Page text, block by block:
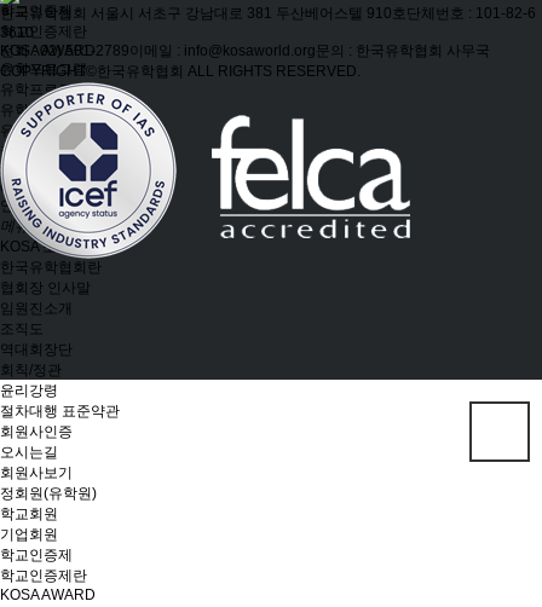
학교인증제
학교인증제란
KOSA AWARD
유학프로그램
유학프로그램
유학신문고
유학신문고
커뮤니티
NEWS/NOTICE
Q&A
언론보도
메뉴 백그라운드
KOSA 소개
한국유학협회란
협회장 인사말
임원진소개
조직도
역대회장단
회칙/정관
윤리강령
절차대행 표준약관
회원사인증
오시는길
회원사보기
정회원(유학원)
학교회원
기업회원
학교인증제
학교인증제란
KOSA AWARD
한국유학협회 서울시 서초구 강남대로 381 두산베어스텔 910호 단체번호 : 101-82-6
3610
전화 : 02) 501-2789이메일 : info@kosaworld.org문의 : 한국유학협회 사무국
COPYRIGHT©한국유학협회 ALL RIGHTS RESERVED.